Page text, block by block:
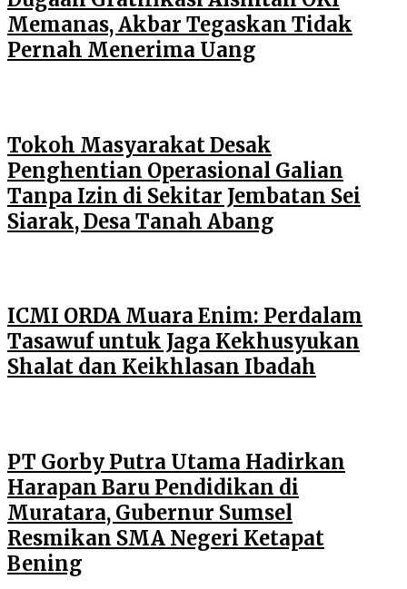
Memanas, Akbar Tegaskan Tidak
Pernah Menerima Uang
Tokoh Masyarakat Desak
Penghentian Operasional Galian
Tanpa Izin di Sekitar Jembatan Sei
Siarak, Desa Tanah Abang
ICMI ORDA Muara Enim: Perdalam
Tasawuf untuk Jaga Kekhusyukan
Shalat dan Keikhlasan Ibadah
PT Gorby Putra Utama Hadirkan
Harapan Baru Pendidikan di
Muratara, Gubernur Sumsel
Resmikan SMA Negeri Ketapat
Bening